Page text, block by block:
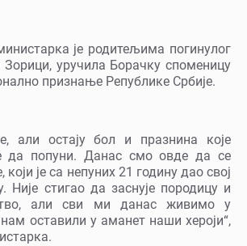
је родитељима погинулог
уручила Борачку споменицу
признање Републике Србије.
али остају бол и празнина које
да попуни. Данас смо овде да се
је са непуних 21 годину дао свој
Није стигао да заснује породицу и
али сви ми данас живимо у
оставили у аманет наши хероји“,